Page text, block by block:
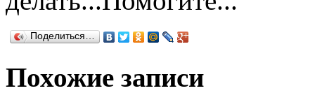
Поделиться…
Похожие записи